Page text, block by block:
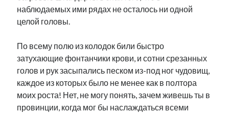
наблюдаемых ими рядах не осталось ни одной
целой головы.
По всему полю из колодок били быстро
затухающие фонтанчики крови, и сотни срезанных
голов и рук засыпались песком из-под ног чудовищ,
каждое из которых было не менее как в полтора
моих роста! Нет, не могу понять, зачем живешь ты в
провинции, когда мог бы наслаждаться всеми